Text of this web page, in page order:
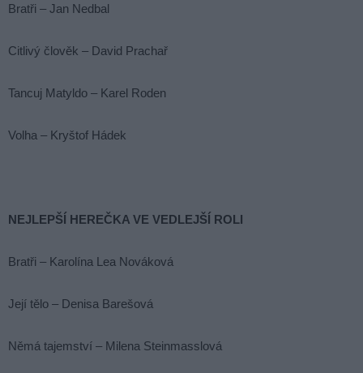
Bratři – Jan Nedbal
Citlivý člověk – David Prachař
Tancuj Matyldo – Karel Roden
Volha – Kryštof Hádek
NEJLEPŠÍ HEREČKA VE VEDLEJŠÍ ROLI
Bratři – Karolína Lea Nováková
Její tělo – Denisa Barešová
Němá tajemství – Milena Steinmasslová